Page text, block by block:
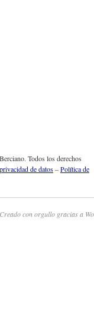
Todos los derechos
de datos–Política de
Creado con orgullo gracias a